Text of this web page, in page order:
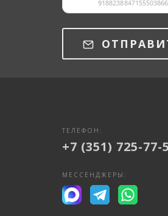
ТЕЛЕФОН:
+7 (351) 725-77-
МЕССЕНДЖЕРЫ: